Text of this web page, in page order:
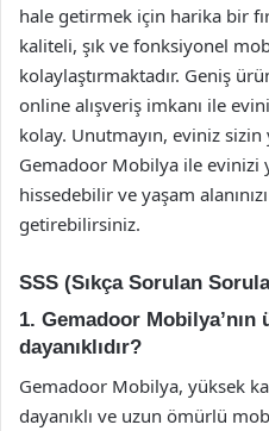
hale getirmek için harika bir
kaliteli, şık ve fonksiyonel
kolaylaştırmaktadır. Geniş
online alışveriş imkanı ile
kolay. Unutmayın, eviniz sizin
Gemadoor Mobilya ile evinizi
hissedebilir ve yaşam
getirebilirsiniz.
SSS (Sıkça Sorulan
1. Gemadoor
dayanıklıdır?
Gemadoor Mobilya, yüksek
dayanıklı ve uzun ömürlü